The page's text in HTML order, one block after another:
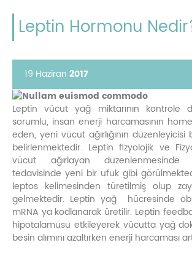
Leptin Hormonu
19 Haziran 2017
Leptin vücut yağ miktarının kontrole
sorumlu, insan enerji harcamasının
eden, yeni vücut ağırlığının
belirlenmektedir. Leptin fizyolojik ve
vücut ağırlayan
tedavisinde yeni bir ufuk gibi
leptos kelimesinden türetilmiş olup
gelmektedir. Leptin yağ hücresinde
mRNA ya kodlanarak üretilir. Leptin
hipotalamusu etkileyerek vücutta yağ
besin alımını azaltırken enerji harcaması